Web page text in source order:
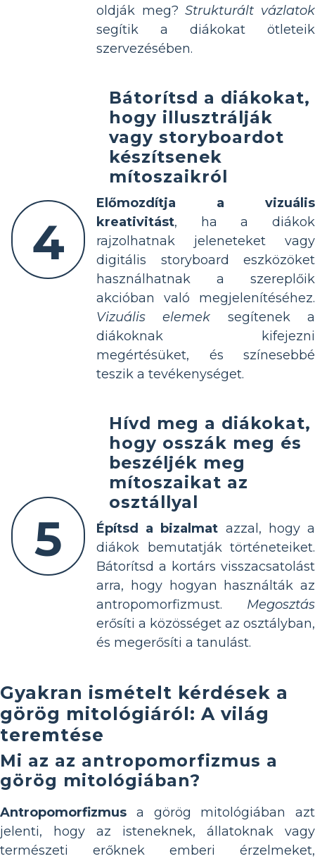
oldják meg?Strukturált vázlatok
segítik a diákokat ötleteik
szervezésében.
4
Bátorítsd a diákokat,
hogy illusztrálják
vagy storyboardot
készítsenek
mítoszaikról
Előmozdítja a vizuális
kreativitást, ha a diákok
rajzolhatnak jeleneteket vagy
digitális storyboard eszközöket
használhatnak a szereplőik
akcióban való megjelenítéséhez.
Vizuális elemek segítenek a
diákoknak kifejezni
megértésüket, és színesebbé
teszik a tevékenységet.
5
Hívd meg a diákokat,
hogy osszák meg és
beszéljék meg
mítoszaikat az
osztállyal
Építsd a bizalmat azzal, hogy a
diákok bemutatják történeteiket.
Bátorítsd a kortárs visszacsatolást
arra, hogy hogyan használták az
antropomorfizmust. Megosztás
erősíti a közösséget az osztályban,
és megerősíti a tanulást.
Gyakran ismételt kérdések a
görög mitológiáról: A világ
teremtése
Mi az az antropomorfizmus a
görög mitológiában?
Antropomorfizmus a görög mitológiában azt
jelenti, hogy az isteneknek, állatoknak vagy
természeti erőknek emberi érzelmeket,